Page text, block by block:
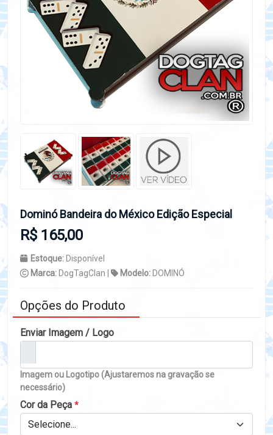
Dominó Bandeira do México Edição Especial
R$ 165,00
Estoque: Disponível
Marca: DogTagClan | Modelo: DOMINÓ
Opções do Produto
Enviar Imagem / Logo
Imagem ou Logotipo (Ajustaremos na gravação se
necessário)
Cor da Peça *
Selecione...